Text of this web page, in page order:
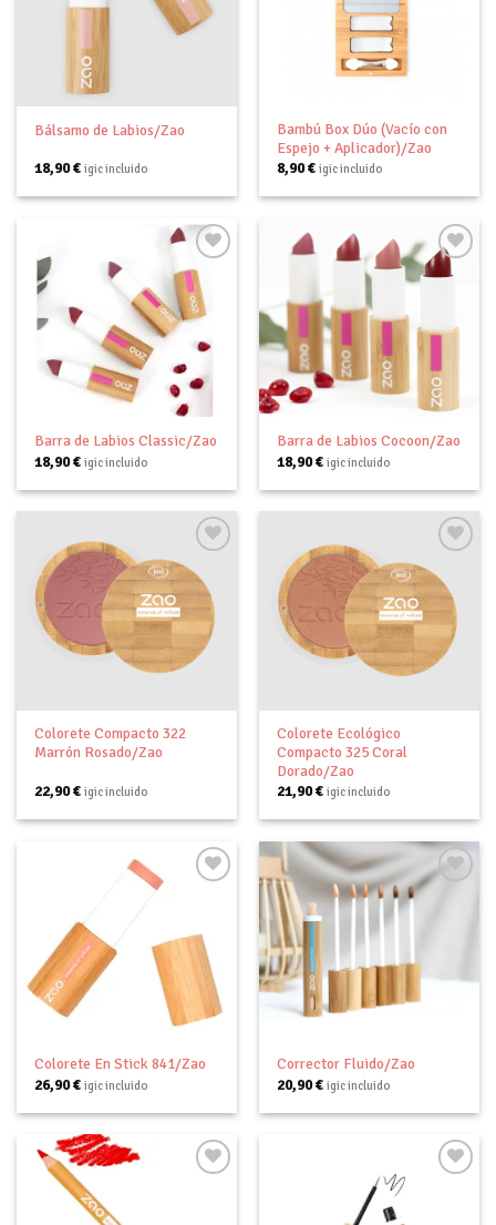
a tu
lista de
Bálsamo de Labios/Zao
18,90€ igic incluido
Bambú Box Dúo (Vacío con
Espejo + Aplicador)/Zao
8,90€ igic incluido
Añadir
lista de
Barra de Labios Classic/Zao
18,90€ igic incluido
a tu
Barra de Labios Cocoon/Zao
18,90€ igic incluido
Añadir
a tu
lista de
deseos
Colorete Compacto 322
Marrón Rosado/Zao
22,90€ igic incluido
Añadir
a tu
lista de
deseos
Colorete Ecológico
Compacto 325 Coral
Dorado/Zao
21,90€ igic incluido
Añadir
a tu
lista de
deseos
Colorete En Stick 841/Zao
26,90€ igic incluido
deseos
Corrector Fluido/Zao
20,90€ igic incluido